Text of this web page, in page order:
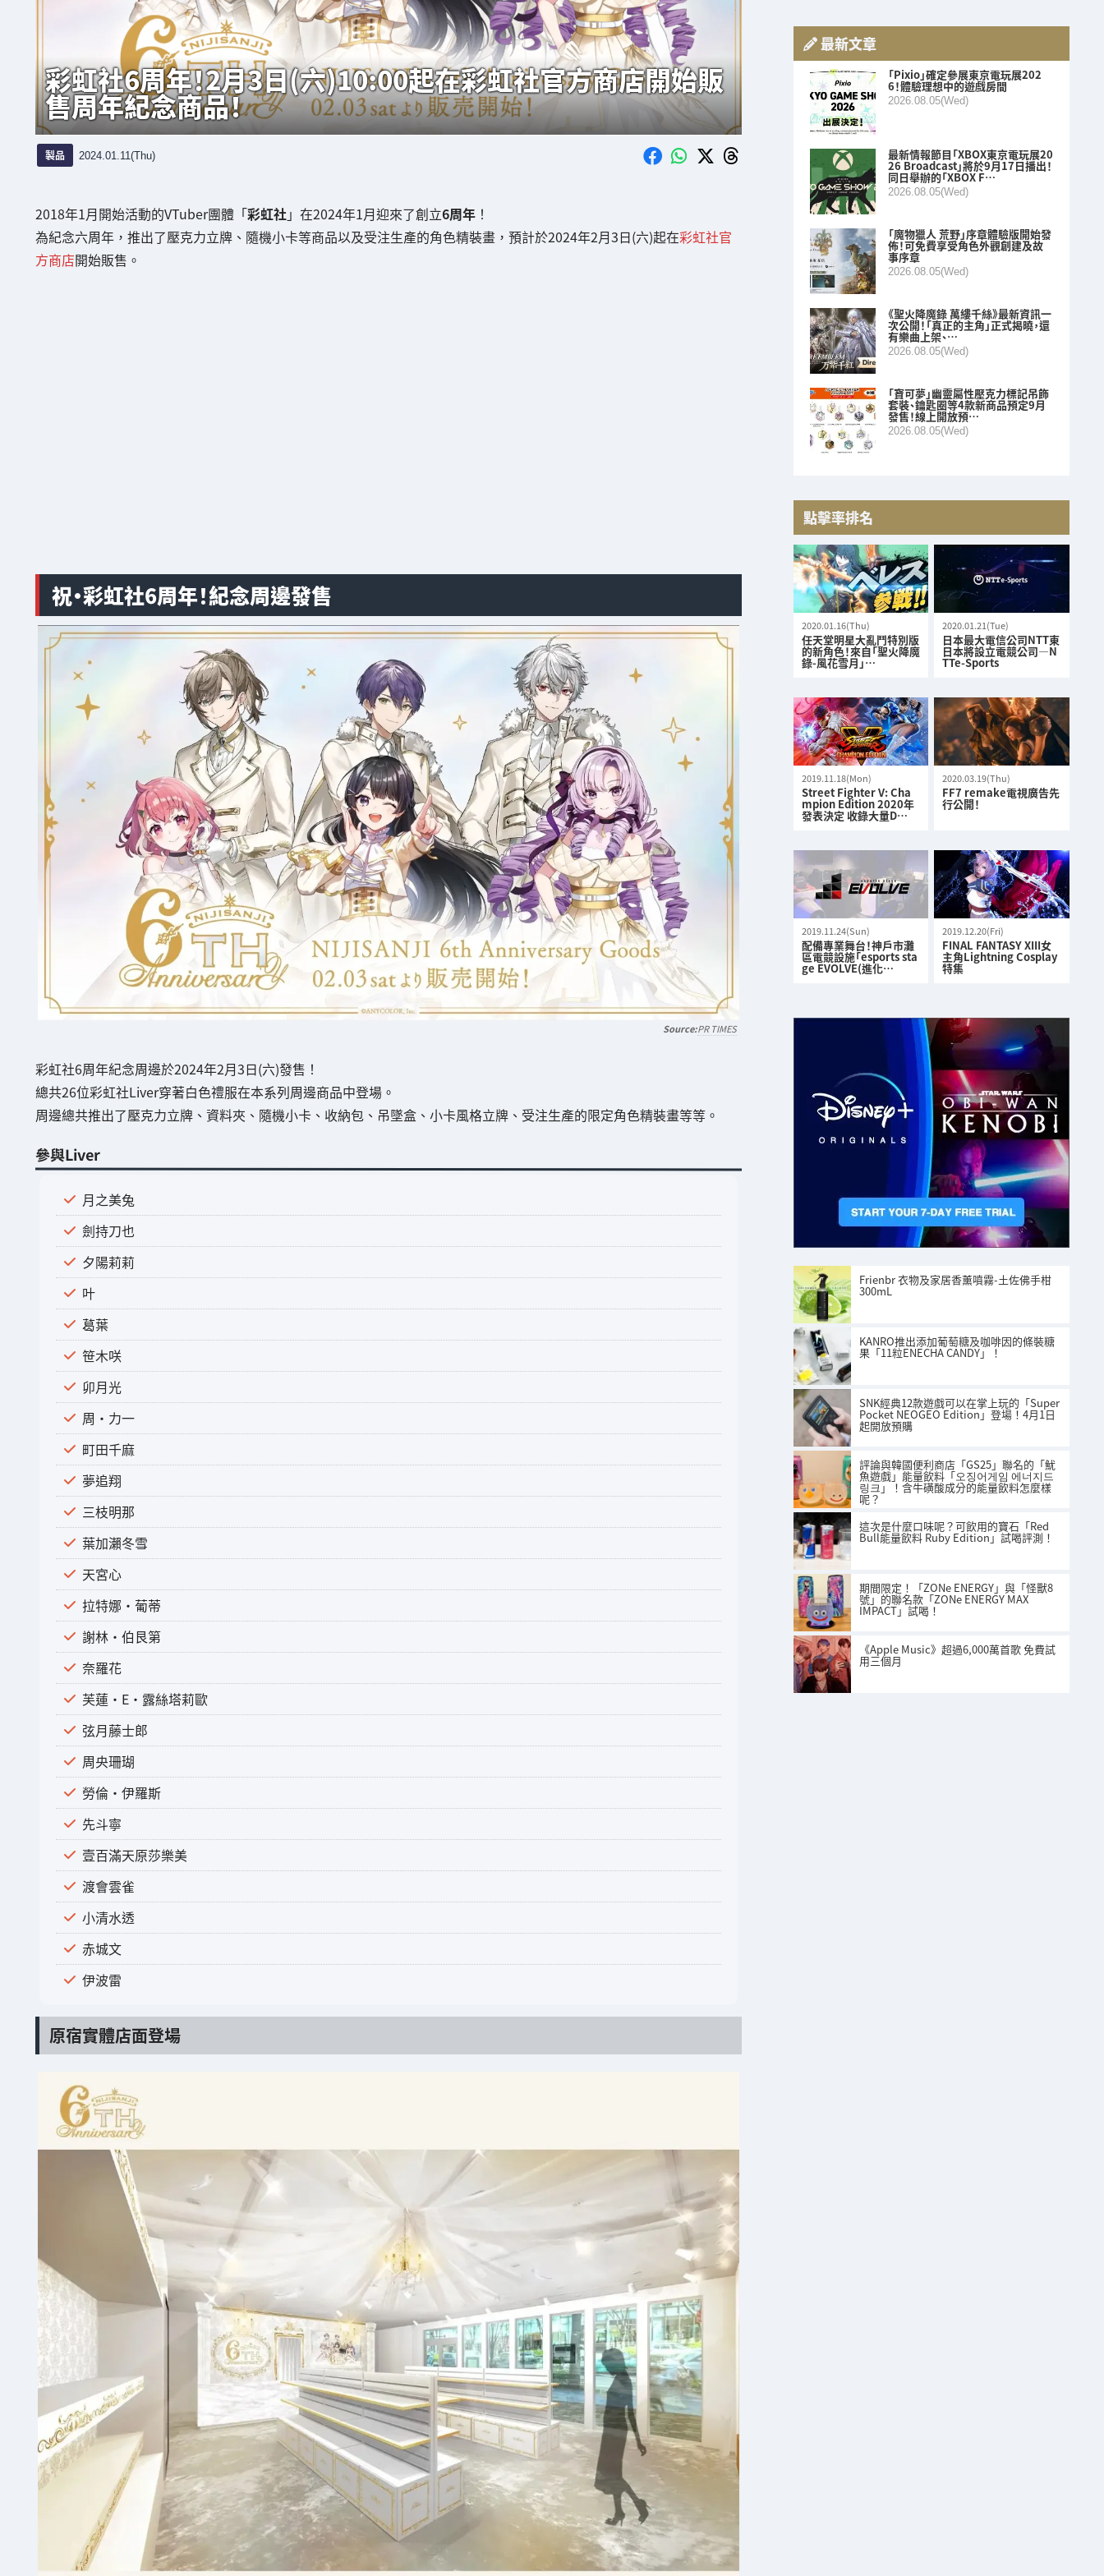
彩虹社6周年！2月3日(六)10:00起在彩虹社官方商店開始販
售周年紀念商品！
製品 2024.01.11(Thu)
2018年1月開始活動的VTuber團體「彩虹社 」在2024年1月迎來了創立6周年！
為紀念六周年，推出了壓克力立牌、隨機小卡等商品以及受注生產的角色精裝畫，預計於2024年2月3日(六)起在彩虹社官
方商店開始販售。
祝・彩虹社6周年！紀念周邊發售
PR TIMES
彩虹社6周年紀念周邊於2024年2月3日(六)發售！
總共26位彩虹社Liver穿著白色禮服在本系列周邊商品中登場。
周邊總共推出了壓克力立牌、資料夾、隨機小卡、收納包、吊墜盒、小卡風格立牌、受注生產的限定角色精裝畫等等。
參與Liver
月之美兔
劍持刀也
夕陽莉莉
叶
葛葉
笹木咲
卯月光
周・力一
町田千麻
夢追翔
三枝明那
葉加瀨冬雪
天宮心
拉特娜・葡蒂
謝林・伯艮第
奈羅花
芙蓮・E・露絲塔莉歐
弦月藤士郎
周央珊瑚
勞倫・伊羅斯
先斗寧
壹百滿天原莎樂美
渡會雲雀
小清水透
赤城文
伊波雷
原宿實體店面登場
最新文章
「Pixio」確定參展東京電玩展202
6！體驗理想中的遊戲房間
2026.08.05(Wed)
最新情報節目「XBOX東京電玩展20
26 Broadcast」將於9月17日播出！
同日舉辦的「XBOX F…
2026.08.05(Wed)
「魔物獵人 荒野」序章體驗版開始發
佈！可免費享受角色外觀創建及故
事序章
2026.08.05(Wed)
《聖火降魔錄 萬縷千絲》最新資訊一
次公開！「真正的主角」正式揭曉，還
有樂曲上架、…
2026.08.05(Wed)
「寶可夢」幽靈屬性壓克力標記吊飾
套裝、鑰匙圈等4款新商品預定9月
發售！線上開放預…
2026.08.05(Wed)
點擊率排名
2020.01.16(Thu)
任天堂明星大亂鬥特別版
的新角色！來自「聖火降魔
錄-風花雪月」…
2020.01.21(Tue)
日本最大電信公司NTT東
日本將設立電競公司—N
TTe-Sports
2019.11.18(Mon)
Street Fighter V: Cha
mpion Edition 2020年
發表決定 收錄大量D…
2020.03.19(Thu)
FF7 remake電視廣告先
行公開！
2019.11.24(Sun)
配備專業舞台！神戶市灘
區電競設施「esports sta
ge EVOLVE(進化…
2019.12.20(Fri)
FINAL FANTASY XIII女
主角Lightning Cosplay
特集
Frienbr 衣物及家居香薰噴霧-土佐佛手柑
300mL
KANRO推出添加葡萄糖及咖啡因的條裝糖
果「11粒ENECHA CANDY」！
SNK經典12款遊戲可以在掌上玩的「Super
Pocket NEOGEO Edition」登場！4月1日
起開放預購
評論與韓國便利商店「GS25」聯名的「魷
魚遊戲」能量飲料「오징어게임 에너지드
링크」！含牛磺酸成分的能量飲料怎麼樣
呢？
這次是什麼口味呢？可飲用的寶石「Red
Bull能量飲料 Ruby Edition」試喝評測！
期間限定！「ZONe ENERGY」與「怪獸8
號」的聯名款「ZONe ENERGY MAX
IMPACT」試喝！
《Apple Music》超過6,000萬首歌 免費試
用三個月